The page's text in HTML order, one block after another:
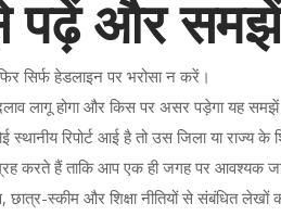
पढ़ें और समझें
सिर्फ हेडलाइन पर भरोसा न करें।
लागू होगा और किस पर असर पड़ेगा यह
रिपोर्ट आई है तो उस जिला या राज्य के
करते हैं ताकि आप एक ही जगह पर आवश्यक
छात्र-स्कीम और शिक्षा नीतियों से संबंधित